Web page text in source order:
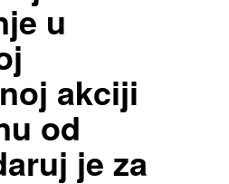
u
akciji
od
je za